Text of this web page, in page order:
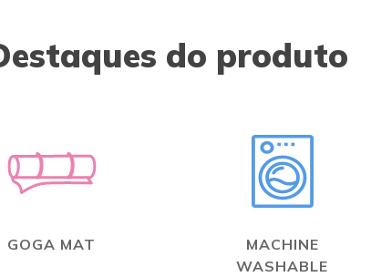
do produto
GOGA MAT
MACHINE
WASHABLE